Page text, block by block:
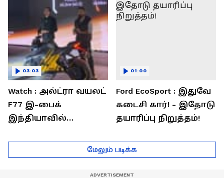
Watch : அல்ட்ரா வயலட்
F77 இ-பைக்
இந்தியாவில்
சார்ஜில் 307கி.மீ
பயணம்!
03:03
Ford EcoSport : இதுவே
கடைசி கார்! - இதோடு
தயாரிப்பு நிறுத்தம்!
01:00
மேலும் படிக்க